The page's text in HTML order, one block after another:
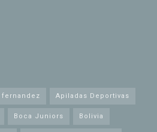
Apiladas Deportivas
Boca Juniors Bolivia